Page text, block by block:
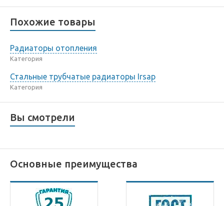
Похожие товары
Радиаторы отопления
Категория
Стальные трубчатые радиаторы Irsap
Категория
Вы смотрели
Основные преимущества